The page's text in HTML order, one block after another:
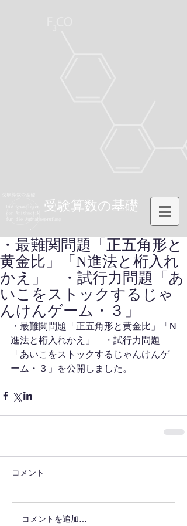
受験算数の基礎
・最難関問題「正五角形と
黄金比」「N進法と桁入れ
かえ」 ・試行力問題「あ
いこをストックするじゃ
んけんゲーム・３」
・最難関問題「正五角形と黄金比」「N
進法と桁入れかえ」　・試行力問題
「あいこをストックするじゃんけんゲ
ーム・３」を公開しました。
コメント
コメントを追加…